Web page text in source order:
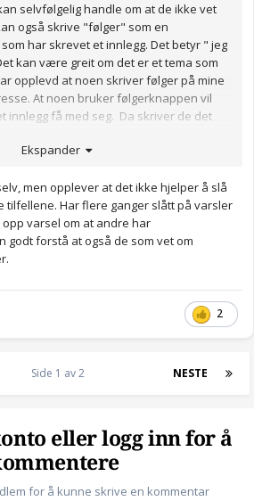
selvfølgelig handle om at de ikke vet
også skrive "følger" som en
har skrevet et innlegg. Det betyr " jeg
kan være greit om det er et tema som
opplevd at noen skriver følger på mine
At noen bruker følgerknappen vil
innlegg få med seg. Da skriver de det
Ekspander
men opplever at det ikke hjelper å slå
tilfellene. Har flere ganger slått på varsler
varsel om at andre har
godt forstå at også de som vet om
2
NESTE
Side 1 av 2
eller logg inn for å
for å kunne skrive en kommentar